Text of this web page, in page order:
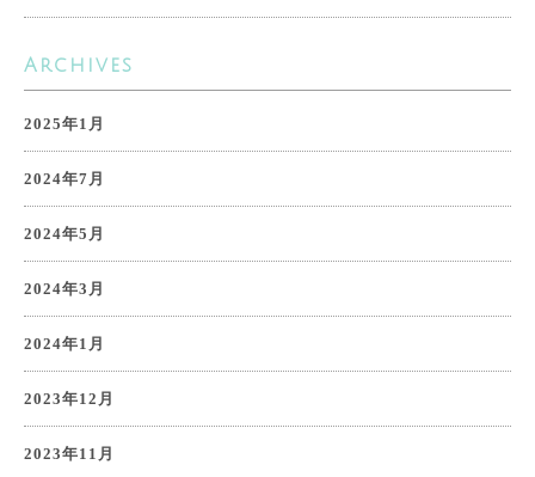
Archives
2025年1月
2024年7月
2024年5月
2024年3月
2024年1月
2023年12月
2023年11月